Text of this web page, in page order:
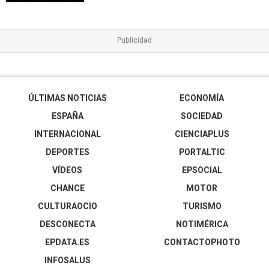
ÚLTIMAS NOTICIAS
ESPAÑA
INTERNACIONAL
DEPORTES
VÍDEOS
ECONOMÍA
SOCIEDAD
CIENCIAPLUS
PORTALTIC
EPSOCIAL
CHANCE
CULTURAOCIO
DESCONECTA
EPDATA.ES
INFOSALUS
MOTOR
TURISMO
NOTIMÉRICA
CONTACTOPHOTO